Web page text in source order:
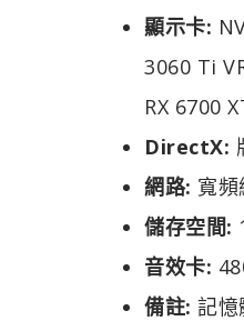
顯示卡:
3060 Ti
RX 6700
DirectX:
網路: 寬
儲存空間:
音效卡:
備註: 記憶